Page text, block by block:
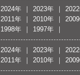
2024年 2023年
2011年
2010年
1998年
1997年
2024年 2023年
2011年
2010年